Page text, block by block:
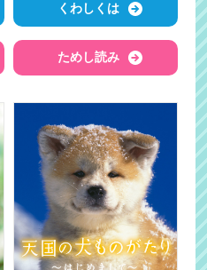
くわしくは
ためし読み